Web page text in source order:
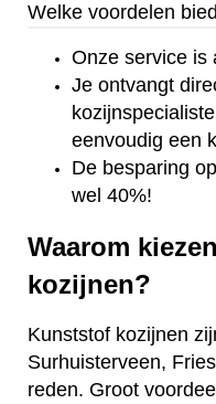
Welke voordelen
Onze service is
Je ontvangt
eenvoudig een
De besparing
wel 40%!
Waarom
kozijnen?
Kunststof kozijnen
Surhuisterveen,
reden. Groot